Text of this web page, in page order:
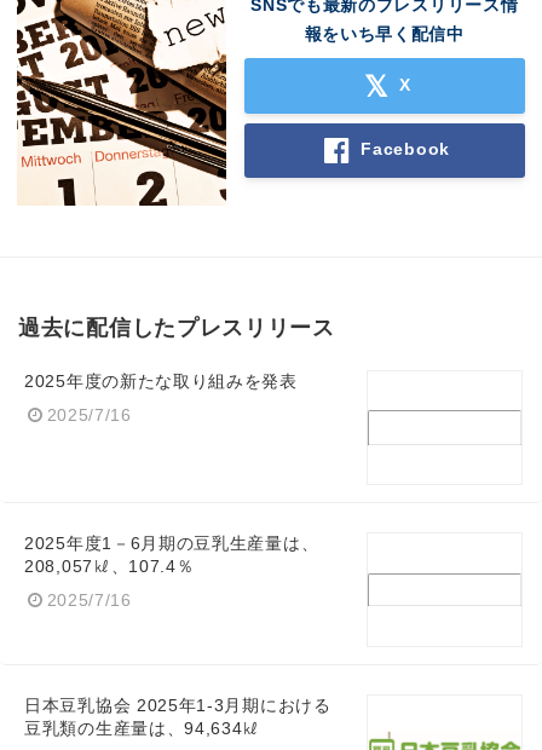
SNSでも最新のプレスリリース情
報をいち早く配信中
X
Facebook
過去に配信したプレスリリース
2025年度の新たな取り組みを発表
2025/7/16
2025年度1－6月期の豆乳生産量は、
208,057㎘、107.4％
2025/7/16
日本豆乳協会 2025年1-3月期における
豆乳類の生産量は、94,634㎘